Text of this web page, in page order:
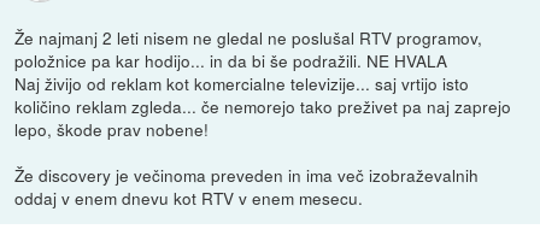
Že najmanj 2 leti nisem ne gledal ne poslušal RTV programov,
položnice pa kar hodijo... in da bi še podražili. NE HVALA
Naj živijo od reklam kot komercialne televizije... saj vrtijo isto
količino reklam zgleda... če nemorejo tako preživet pa naj zaprejo
lepo, škode prav nobene!
Že discovery je večinoma preveden in ima več izobraževalnih
oddaj v enem dnevu kot RTV v enem mesecu.